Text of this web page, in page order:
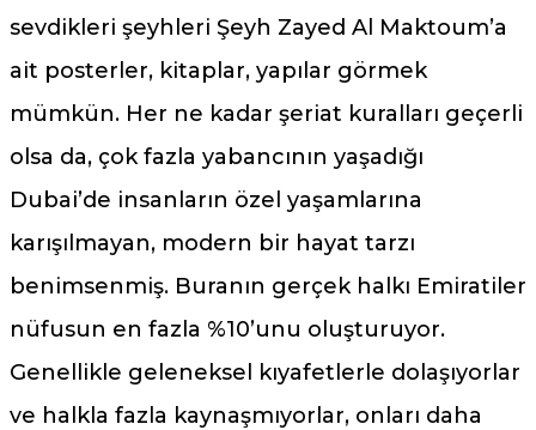
sevdikleri şeyhleri Şeyh Zayed Al Maktoum’a
ait posterler, kitaplar, yapılar görmek
mümkün. Her ne kadar şeriat kuralları geçerli
olsa da, çok fazla yabancının yaşadığı
Dubai’de insanların özel yaşamlarına
karışılmayan, modern bir hayat tarzı
benimsenmiş. Buranın gerçek halkı Emiratiler
nüfusun en fazla %10’unu oluşturuyor.
Genellikle geleneksel kıyafetlerle dolaşıyorlar
ve halkla fazla kaynaşmıyorlar, onları daha